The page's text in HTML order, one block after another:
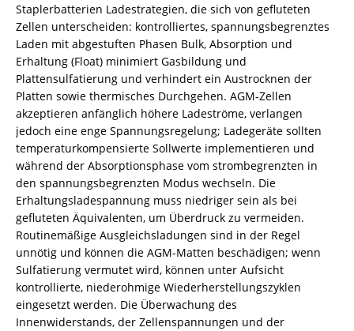
Staplerbatterien Ladestrategien, die sich von gefluteten
Zellen unterscheiden: kontrolliertes, spannungsbegrenztes
Laden mit abgestuften Phasen Bulk, Absorption und
Erhaltung (Float) minimiert Gasbildung und
Plattensulfatierung und verhindert ein Austrocknen der
Platten sowie thermisches Durchgehen. AGM-Zellen
akzeptieren anfänglich höhere Ladeströme, verlangen
jedoch eine enge Spannungsregelung; Ladegeräte sollten
temperaturkompensierte Sollwerte implementieren und
während der Absorptionsphase vom strombegrenzten in
den spannungsbegrenzten Modus wechseln. Die
Erhaltungsladespannung muss niedriger sein als bei
gefluteten Äquivalenten, um Überdruck zu vermeiden.
Routinemäßige Ausgleichsladungen sind in der Regel
unnötig und können die AGM-Matten beschädigen; wenn
Sulfatierung vermutet wird, können unter Aufsicht
kontrollierte, niederohmige Wiederherstellungszyklen
eingesetzt werden. Die Überwachung des
Innenwiderstands, der Zellenspannungen und der